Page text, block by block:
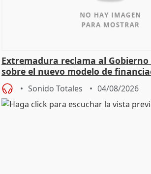
Extremadura reclama al
sobre el nuevo modelo de
Sonido Totales 04/08/2026